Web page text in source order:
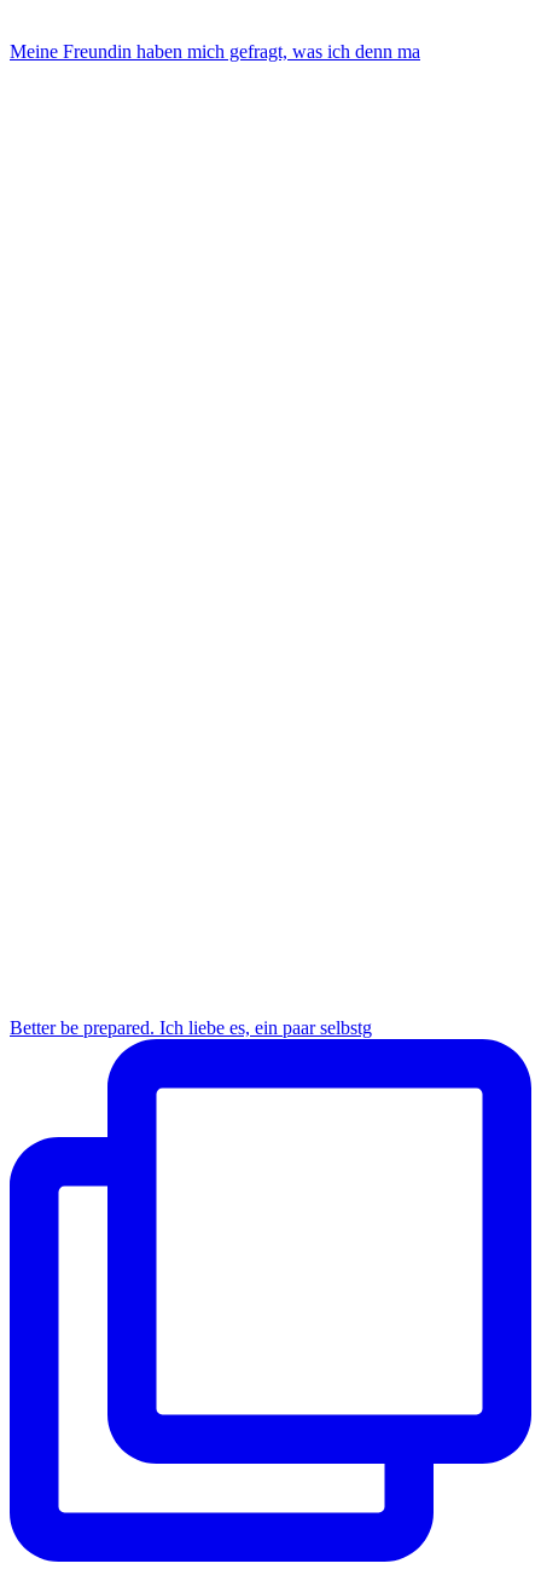
Meine Freundin haben mich gefragt, was ich denn ma
Better be prepared. Ich liebe es, ein paar selbstg